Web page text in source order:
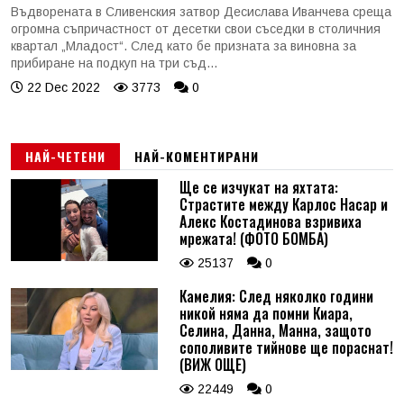
Въдворената в Сливенския затвор Десислава Иванчева среща
огромна съпричастност от десетки свои съседки в столичния
квартал „Младост“. След като бе призната за виновна за
прибиране на подкуп на три съд...
22 Dec 2022
3773 0
НАЙ-ЧЕТЕНИ НАЙ-КОМЕНТИРАНИ
Ще се изчукат на яхтата:
Страстите между Карлос Насар и
Алекс Костадинова взривиха
мрежата! (ФОТО БОМБА)
25137 0
Камелия: След няколко години
никой няма да помни Киара,
Селина, Данна, Манна, защото
сополивите тийнове ще пораснат!
(ВИЖ ОЩЕ)
22449 0